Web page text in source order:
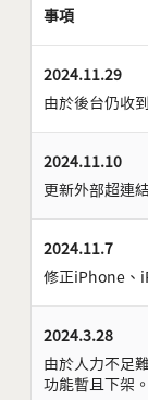
事項
2024.11.29
由於後台仍收
2024.11.10
更新外部超連
2024.11.7
修正iPhone、
2024.3.28
由於人力不足
功能暫且下架。